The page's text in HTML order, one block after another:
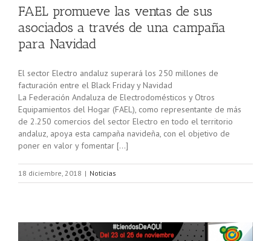
FAEL promueve las ventas de sus
asociados a través de una campaña
para Navidad
El sector Electro andaluz superará los 250 millones de
facturación entre el Black Friday y Navidad
La Federación Andaluza de Electrodomésticos y Otros
Equipamientos del Hogar (FAEL), como representante de más
de 2.250 comercios del sector Electro en todo el territorio
andaluz, apoya esta campaña navideña, con el objetivo de
poner en valor y fomentar […]
18 diciembre, 2018 | Noticias